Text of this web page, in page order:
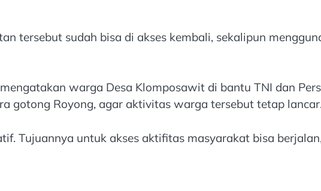
tersebut sudah bisa di akses kembali, sekalipun
warga Desa Klomposawit di bantu TNI dan
gotong Royong, agar aktivitas warga tersebut tetap
Tujuannya untuk akses aktifitas masyarakat bisa